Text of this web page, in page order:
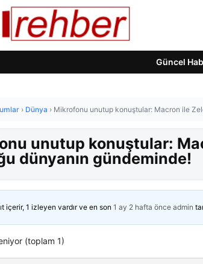
Güncel
› Dünya › Mikrofonu unutup konuştular: Macron ile
unutup konuştular:
dünyanın gündeminde!
içerir, 1 izleyen vardır ve en son 1 ay 2 hafta önce admin
(toplam 1)